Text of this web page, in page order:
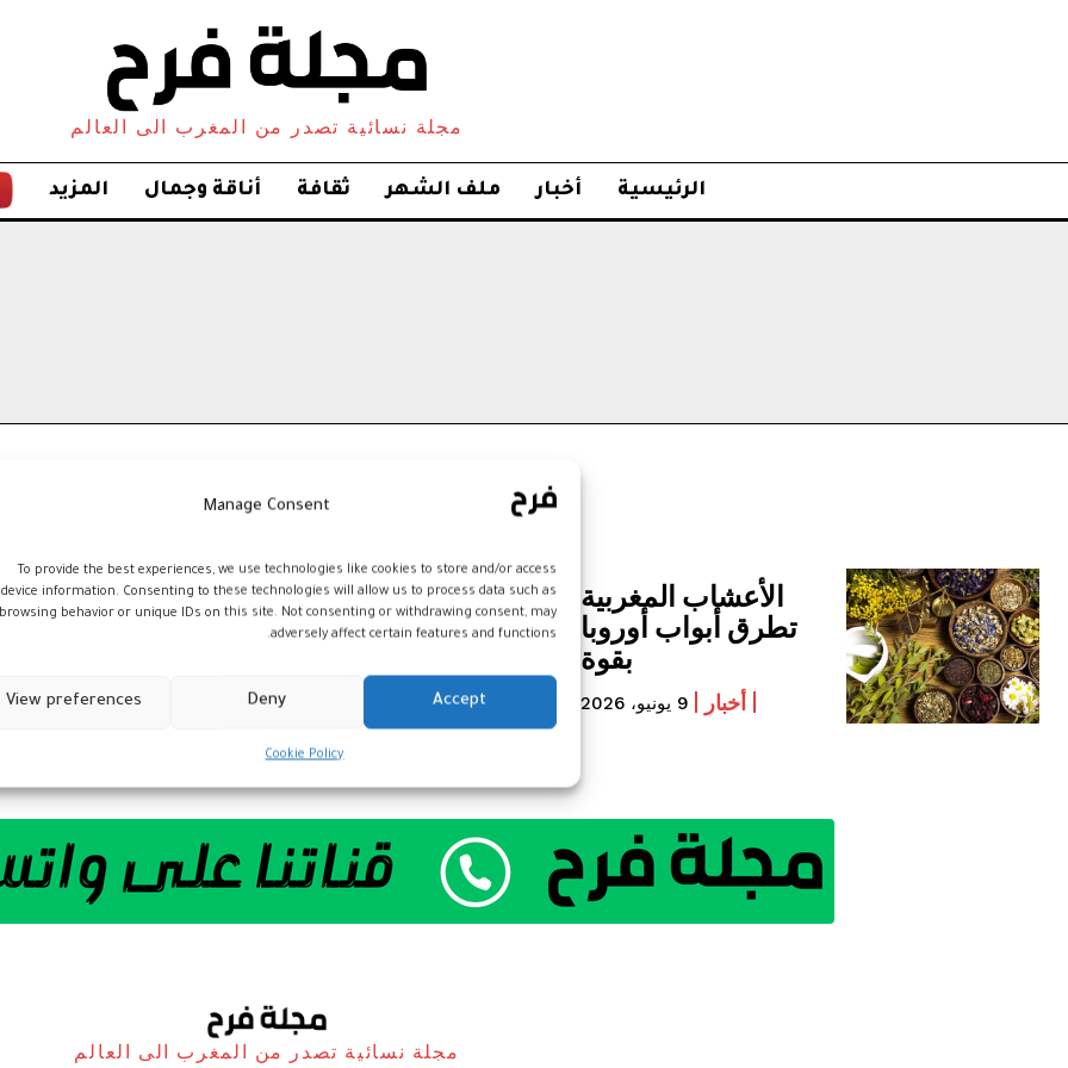
Manage Consent
To provide the best experiences, we use technologies like cookies to store and/or access
device information. Consenting to these technologies will allow us to process data such as
browsing behavior or unique IDs on this site. Not consenting or withdrawing consent, may
adversely affect certain features and functions.
Accept
Deny
View preferences
Cookie Policy
مجلة نسائية تصدر من المغرب الى العالم
الرئيسية أخبار ملف الشهر ثقافة أناقة وجمال المزيد
الأعشاب المغربية
تطرق أبواب أوروبا
بقوة
أخبار 9 يونيو، 2026
مجلة نسائية تصدر من المغرب الى العالم